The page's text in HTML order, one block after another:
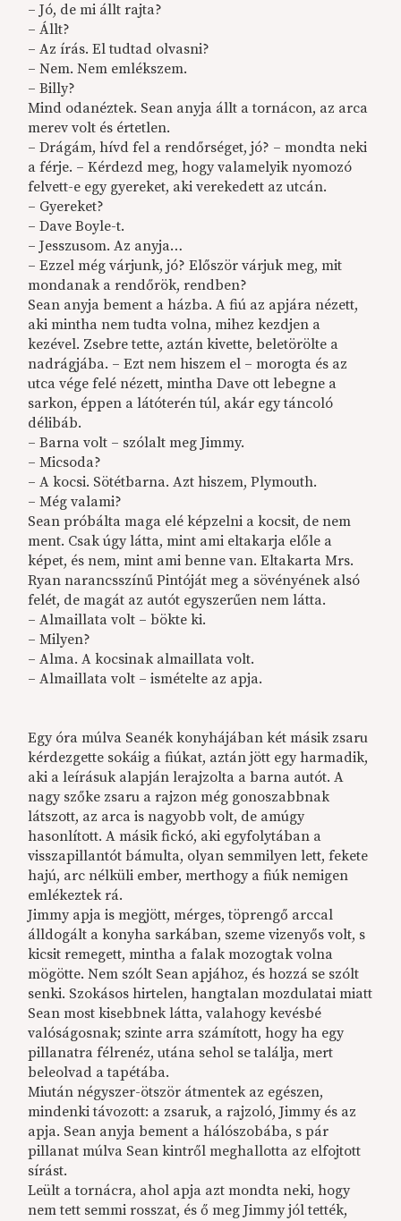
– Jó, de mi állt rajta?
– Állt?
– Az írás. El tudtad olvasni?
– Nem. Nem emlékszem.
– Billy?
Mind odanéztek. Sean anyja állt a tornácon, az arca
merev volt és értetlen.
– Drágám, hívd fel a rendőrséget, jó? – mondta neki
a férje. – Kérdezd meg, hogy valamelyik nyomozó
felvett-e egy gyereket, aki verekedett az utcán.
– Gyereket?
– Dave Boyle-t.
– Jesszusom. Az anyja…
– Ezzel még várjunk, jó? Először várjuk meg, mit
mondanak a rendőrök, rendben?
Sean anyja bement a házba. A fiú az apjára nézett,
aki mintha nem tudta volna, mihez kezdjen a
kezével. Zsebre tette, aztán kivette, beletörölte a
nadrágjába. – Ezt nem hiszem el – morogta és az
utca vége felé nézett, mintha Dave ott lebegne a
sarkon, éppen a látóterén túl, akár egy táncoló
délibáb.
– Barna volt – szólalt meg Jimmy.
– Micsoda?
– A kocsi. Sötétbarna. Azt hiszem, Plymouth.
– Még valami?
Sean próbálta maga elé képzelni a kocsit, de nem
ment. Csak úgy látta, mint ami eltakarja előle a
képet, és nem, mint ami benne van. Eltakarta Mrs.
Ryan narancsszínű Pintóját meg a sövényének alsó
felét, de magát az autót egyszerűen nem látta.
– Almaillata volt – bökte ki.
– Milyen?
– Alma. A kocsinak almaillata volt.
– Almaillata volt – ismételte az apja.
Egy óra múlva Seanék konyhájában két másik zsaru
kérdezgette sokáig a fiúkat, aztán jött egy harmadik,
aki a leírásuk alapján lerajzolta a barna autót. A
nagy szőke zsaru a rajzon még gonoszabbnak
látszott, az arca is nagyobb volt, de amúgy
hasonlított. A másik fickó, aki egyfolytában a
visszapillantót bámulta, olyan semmilyen lett, fekete
hajú, arc nélküli ember, merthogy a fiúk nemigen
emlékeztek rá.
Jimmy apja is megjött, mérges, töprengő arccal
álldogált a konyha sarkában, szeme vizenyős volt, s
kicsit remegett, mintha a falak mozogtak volna
mögötte. Nem szólt Sean apjához, és hozzá se szólt
senki. Szokásos hirtelen, hangtalan mozdulatai miatt
Sean most kisebbnek látta, valahogy kevésbé
valóságosnak; szinte arra számított, hogy ha egy
pillanatra félrenéz, utána sehol se találja, mert
beleolvad a tapétába.
Miután négyszer-ötször átmentek az egészen,
mindenki távozott: a zsaruk, a rajzoló, Jimmy és az
apja. Sean anyja bement a hálószobába, s pár
pillanat múlva Sean kintről meghallotta az elfojtott
sírást.
Leült a tornácra, ahol apja azt mondta neki, hogy
nem tett semmi rosszat, és ő meg Jimmy jól tették,